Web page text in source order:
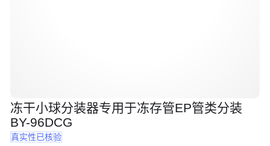
冻干小球分装器专用于冻存管EP管类分装
BY-96DCG
真实性已核验